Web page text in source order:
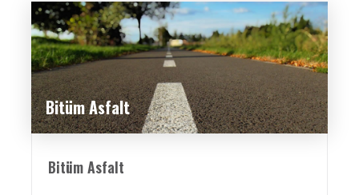
Bitüm Asfalt
Bitüm Asfalt